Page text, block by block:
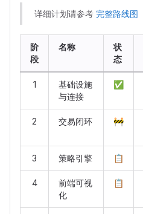
详细计划请参考 完整路线图
阶
段
名称
状
态
1
基础设施
与连接
✅
2 交易闭环 🚧
3 策略引擎 📋
4
前端可视
化
📋